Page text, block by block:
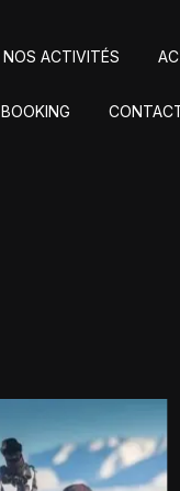
NOS ACTIVITÉS
BOOKING